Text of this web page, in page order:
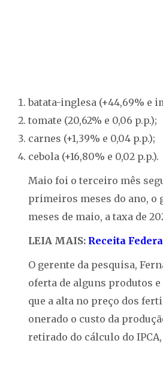
batata-inglesa (+44,69% e
tomate (20,62% e 0,06 p.p.);
carnes (+1,39% e 0,04 p.p.);
cebola (+16,80% e 0,02 p.p.).
Maio foi o terceiro mês
primeiros meses do ano, o
meses de maio, a taxa de
LEIA MAIS: Receita
O gerente da pesquisa,
oferta de alguns produtos
que a alta no preço dos
onerado o custo da
retirado do cálculo do